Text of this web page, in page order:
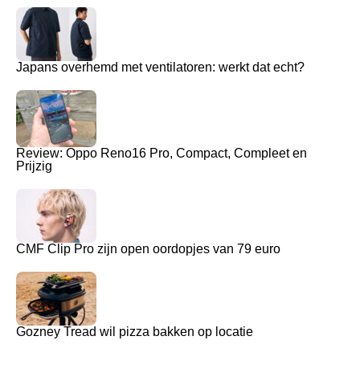
Japans overhemd met ventilatoren: werkt dat echt?
Review: Oppo Reno16 Pro, Compact, Compleet en
Prijzig
CMF Clip Pro zijn open oordopjes van 79 euro
Gozney Tread wil pizza bakken op locatie